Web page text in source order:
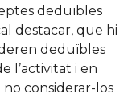
deduïbles
destacar, que hi
deduïbles
l’activitat i en
no considerar-los